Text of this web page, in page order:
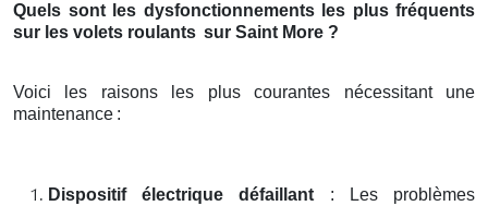
Quels sont les dysfonctionnements les plus fréquents
sur les volets roulants sur Saint More ?
Voici les raisons les plus courantes nécessitant une
maintenance :
Dispositif électrique défaillant: Les problèmes